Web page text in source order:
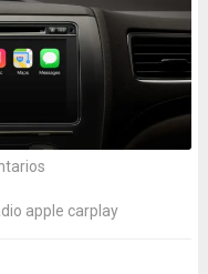
apple carplay